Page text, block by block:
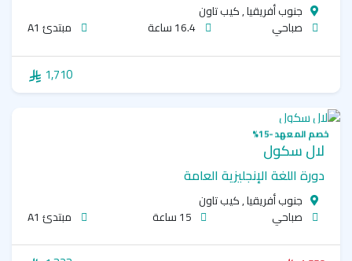
جنوب أفريقيا , كيب تاون
صباحي
مبتدئ A1
1,710
خصم المعهد -15%
لال سكول
دورة اللغة الإنجليزية العامة
جنوب أفريقيا , كيب تاون
صباحي
مبتدئ A1